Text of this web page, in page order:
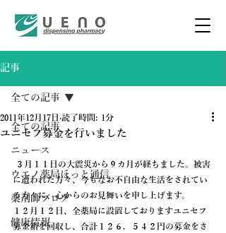
記事
全ての記事
ニュース
ウエノ薬局ほっと通信
薬剤師ブログ
健康情報
全ての記事
ユニセフ募金を行いました
2011年12月17日 読了時間: 1分
に遭われた方々、今もなお不自由な生活をされてい
る方々に、心からのお見舞いを申し上げます。
１２月１２日、全薬局に設置しておりますユニセフ
募金箱を回収し、合計１２６，５４２円の募金をさ